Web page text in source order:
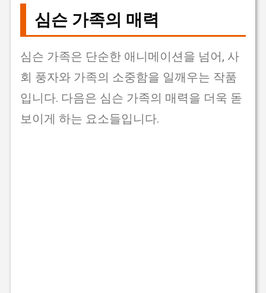
심슨 가족의 매력
심슨 가족은 단순한 애니메이션을 넘어, 사
회 풍자와 가족의 소중함을 일깨우는 작품
입니다. 다음은 심슨 가족의 매력을 더욱 돋
보이게 하는 요소들입니다.